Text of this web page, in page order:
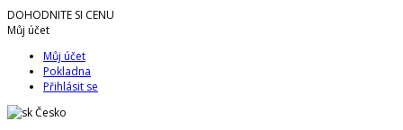
DOHODNITE SI CENU
Můj účet
Můj účet
Pokladna
Přihlásit se
Česko